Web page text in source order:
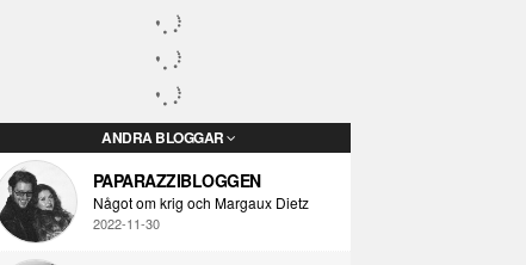
ANDRA BLOGGAR
PAPARAZZIBLOGGEN
Något om krig och Margaux Dietz
2022-11-30